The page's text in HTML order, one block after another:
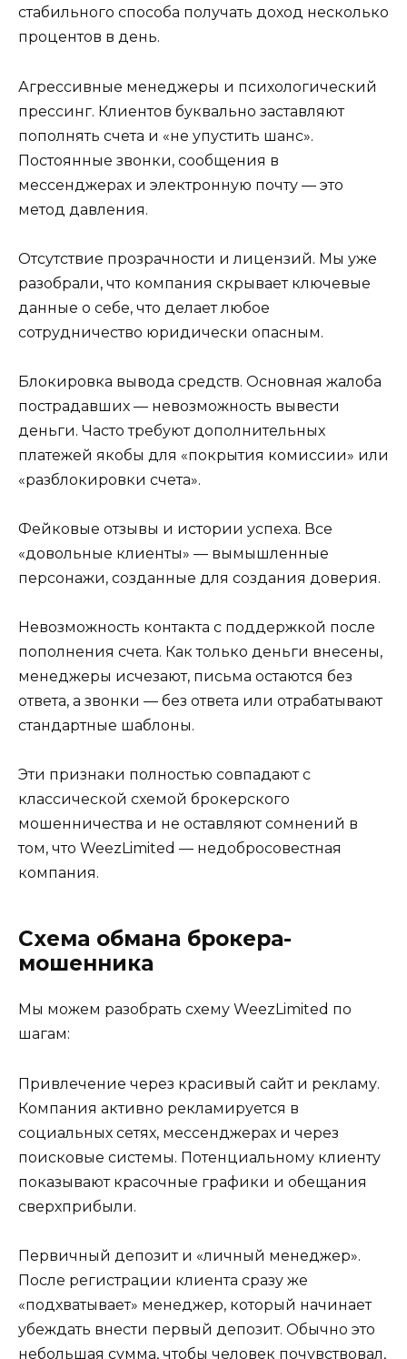
стабильного способа получать доход несколько
процентов в день.
Агрессивные менеджеры и психологический
прессинг. Клиентов буквально заставляют
пополнять счета и «не упустить шанс».
Постоянные звонки, сообщения в
мессенджерах и электронную почту — это
метод давления.
Отсутствие прозрачности и лицензий. Мы уже
разобрали, что компания скрывает ключевые
данные о себе, что делает любое
сотрудничество юридически опасным.
Блокировка вывода средств. Основная жалоба
пострадавших — невозможность вывести
деньги. Часто требуют дополнительных
платежей якобы для «покрытия комиссии» или
«разблокировки счета».
Фейковые отзывы и истории успеха. Все
«довольные клиенты» — вымышленные
персонажи, созданные для создания доверия.
Невозможность контакта с поддержкой после
пополнения счета. Как только деньги внесены,
менеджеры исчезают, письма остаются без
ответа, а звонки — без ответа или отрабатывают
стандартные шаблоны.
Эти признаки полностью совпадают с
классической схемой брокерского
мошенничества и не оставляют сомнений в
том, что WeezLimited — недобросовестная
компания.
Схема обмана брокера-
мошенника
Мы можем разобрать схему WeezLimited по
шагам:
Привлечение через красивый сайт и рекламу.
Компания активно рекламируется в
социальных сетях, мессенджерах и через
поисковые системы. Потенциальному клиенту
показывают красочные графики и обещания
сверхприбыли.
Первичный депозит и «личный менеджер».
После регистрации клиента сразу же
«подхватывает» менеджер, который начинает
убеждать внести первый депозит. Обычно это
небольшая сумма, чтобы человек почувствовал,